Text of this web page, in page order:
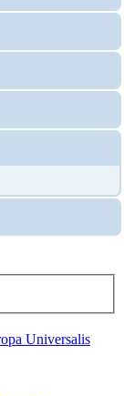
Universalis